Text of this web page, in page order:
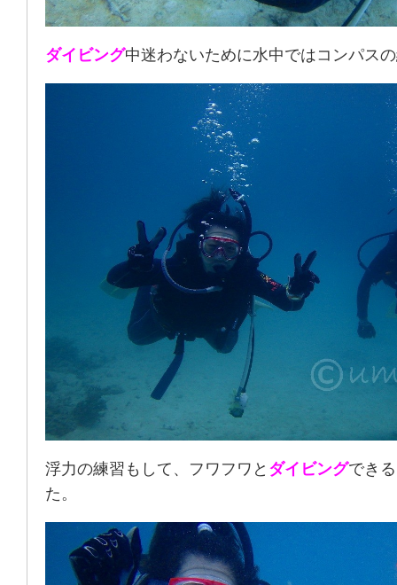
ダイビング中迷わないために水中ではコンパス
浮力の練習もして、フワフワと ダイビングでき
た。